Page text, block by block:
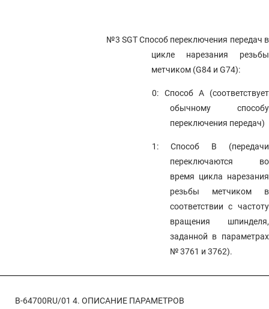
№3 SGTСпособ переключения передач в
цикле нарезания резьбы
метчиком (G84 и G74):
0: Способ A (соответствует
обычному способу
переключения передач)
1: Способ B (передачи
переключаются во
время цикла нарезания
резьбы метчиком в
соответствии с частоту
вращения шпинделя,
заданной в параметрах
№ 3761 и 3762).
B-64700RU/014. ОПИСАНИЕ ПАРАМЕТРОВ